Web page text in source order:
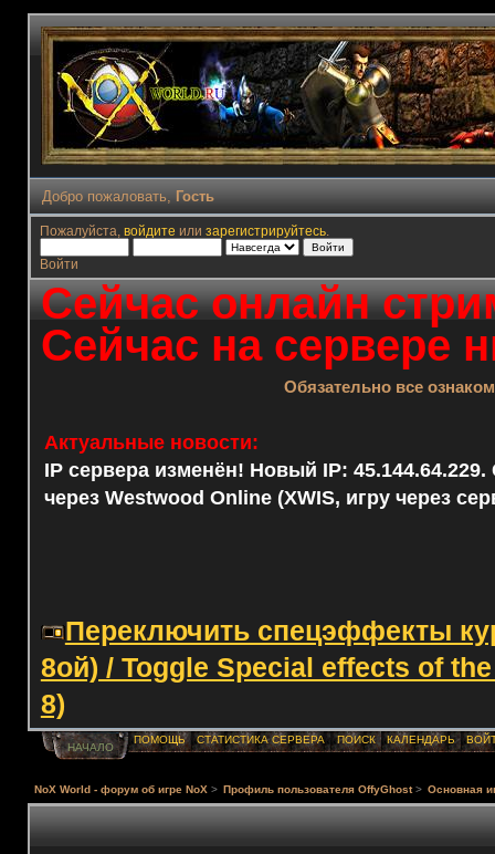
Добро пожаловать, Гость
Пожалуйста, войдите или зарегистрируйтесь.
Войти
Сейчас онлайн
Сейчас на сервере
Обязательно все
Актуальные новости:
IP сервера изменён! Новый IP: 45.144.64.229.
через Westwood Online (XWIS, игру через
Переключить спецэффекты
8ой) / Toggle Special effects of
8)
НАЧАЛО
ПОМОЩЬ СТАТИСТИКА СЕРВЕРА ПОИСК КАЛЕНДАРЬ
NoX World - форум об игре NoX > Профиль пользователя OffyGhost> Основная